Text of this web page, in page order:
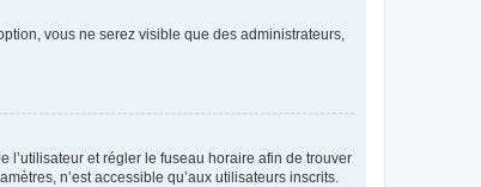
vous ne serez visible que des administrateurs,
l’utilisateur et régler le fuseau horaire afin de trouver
n’est accessible qu’aux utilisateurs inscrits.